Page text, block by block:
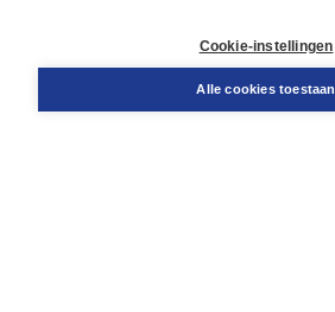
Cookie-instellingen
Alle cookies toestaan